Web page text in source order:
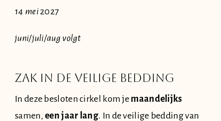
14 mei 2027
juni/juli/aug volgt
Zak in DE VEILIGe BEDDING
In deze besloten cirkel kom je maandelijks
samen,een jaar lang. In de veilige bedding van